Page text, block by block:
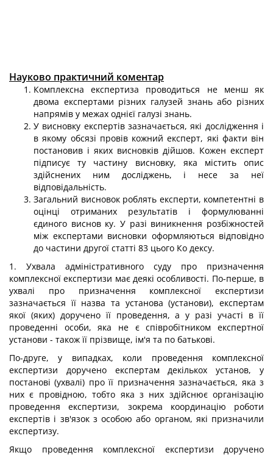
Науково практичний коментар
Комплексна експертиза проводиться не менш як
двома експертами різних галузей знань або різних
напрямів у межах однієї галузі знань.
У висновку експертів зазначається, які дослідження і
в якому обсязі провів кожний експерт, які факти він
постановив і яких висновків дійшов. Кожен експерт
підписує ту частину висновку, яка містить опис
здійснених ним досліджень, і несе за неї
відповідальність.
Загальний висновок роблять експерти, компетентні в
оцінці отриманих результатів і формулюванні
єдиного виснов ку. У разі виникнення розбіжностей
між експертами висновки оформляються відповідно
до частини другої статті 83 цього Ко дексу.
1. Ухвала адміністративного суду про призначення
комплексної експертизи має деякі особливості. По-перше, в
ухвалі про призначення комплексної експертизи
зазначається її назва та установа (установи), експертам
якої (яких) доручено її проведення, а у разі участі в її
проведенні особи, яка не є співробітником експертної
установи - також її прізвище, ім'я та по батькові.
По-друге, у випадках, коли проведення комплексної
експертизи доручено експертам декількох установ, у
постанові (ухвалі) про її призначення зазначається, яка з
них є провідною, тобто яка з них здійснює організацію
проведення експертизи, зокрема координацію роботи
експертів і зв'язок з особою або органом, які призначили
експертизу.
Якщо проведення комплексної експертизи доручено